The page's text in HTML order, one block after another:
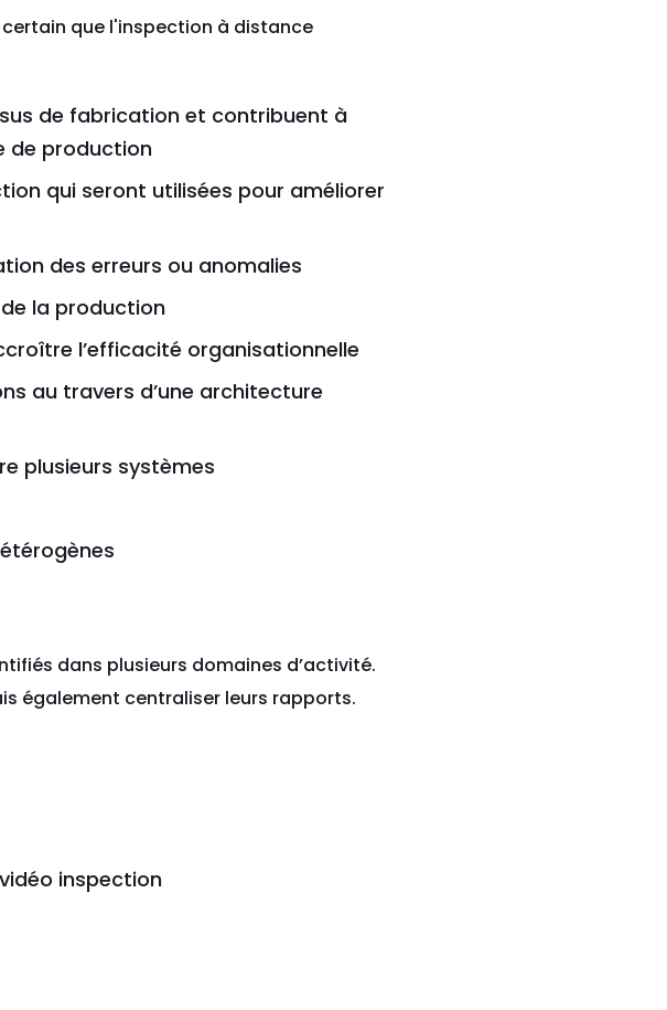
que l'inspection à distance
de fabrication et contribuent à
de production
qui seront utilisées pour améliorer
des erreurs ou anomalies
la production
l’efficacité organisationnelle
au travers d’une architecture
plusieurs systèmes
dans plusieurs domaines d’activité.
également centraliser leurs rapports.
inspection